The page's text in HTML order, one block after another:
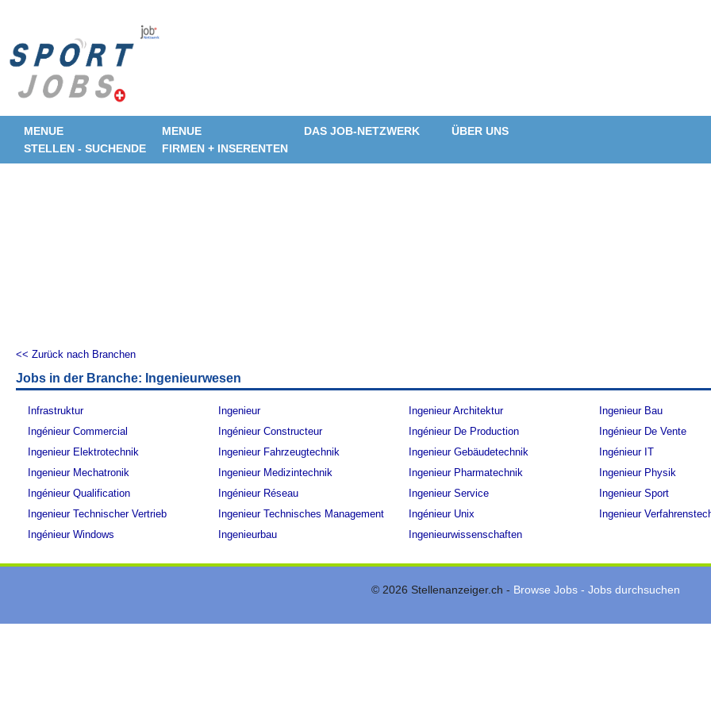
MENUE
STELLEN - SUCHENDE
MENUE
FIRMEN + INSERENTEN
DAS JOB-NETZWERK ÜBER UNS
<< Zurück nach Branchen
Jobs in der Branche: Ingenieurwesen
Infrastruktur Ingenieur Ingenieur Architektur
Ingenieur Bau
Ingénieur Commercial
Ingénieur Constructeur Ingénieur De Production
Ingénieur De Vente
Ingenieur Elektrotechnik
Ingenieur Fahrzeugtechnik Ingenieur Gebäudetechnik
Ingénieur IT
Ingenieur Mechatronik
Ingenieur Medizintechnik Ingenieur Pharmatechnik
Ingenieur Physik
Ingénieur Qualification
Ingénieur Réseau Ingenieur Service
Ingenieur Sport
Ingenieur Technischer Vertrieb
Ingenieur Technisches Management Ingénieur Unix
Ingenieur
Ingénieur Windows
Ingenieurbau Ingenieurwissenschaften
© 2026 Stellenanzeiger.ch - Browse Jobs - Jobs durchsuchen